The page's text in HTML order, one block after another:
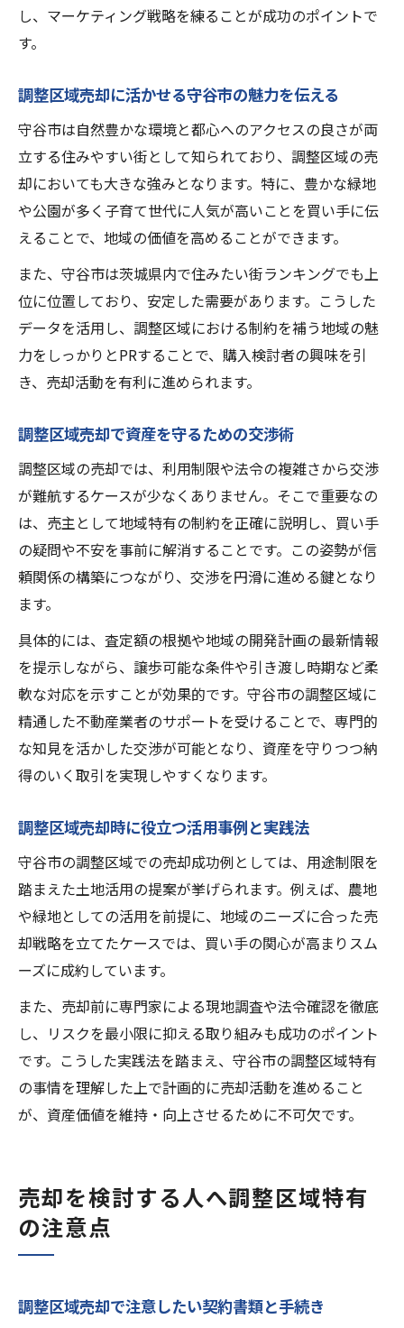
し、マーケティング戦略を練ることが成功のポイントで
す。
調整区域売却に活かせる守谷市の魅力を伝える
守谷市は自然豊かな環境と都心へのアクセスの良さが両
立する住みやすい街として知られており、調整区域の売
却においても大きな強みとなります。特に、豊かな緑地
や公園が多く子育て世代に人気が高いことを買い手に伝
えることで、地域の価値を高めることができます。
また、守谷市は茨城県内で住みたい街ランキングでも上
位に位置しており、安定した需要があります。こうした
データを活用し、調整区域における制約を補う地域の魅
力をしっかりとPRすることで、購入検討者の興味を引
き、売却活動を有利に進められます。
調整区域売却で資産を守るための交渉術
調整区域の売却では、利用制限や法令の複雑さから交渉
が難航するケースが少なくありません。そこで重要なの
は、売主として地域特有の制約を正確に説明し、買い手
の疑問や不安を事前に解消することです。この姿勢が信
頼関係の構築につながり、交渉を円滑に進める鍵となり
ます。
具体的には、査定額の根拠や地域の開発計画の最新情報
を提示しながら、譲歩可能な条件や引き渡し時期など柔
軟な対応を示すことが効果的です。守谷市の調整区域に
精通した不動産業者のサポートを受けることで、専門的
な知見を活かした交渉が可能となり、資産を守りつつ納
得のいく取引を実現しやすくなります。
調整区域売却時に役立つ活用事例と実践法
守谷市の調整区域での売却成功例としては、用途制限を
踏まえた土地活用の提案が挙げられます。例えば、農地
や緑地としての活用を前提に、地域のニーズに合った売
却戦略を立てたケースでは、買い手の関心が高まりスム
ーズに成約しています。
また、売却前に専門家による現地調査や法令確認を徹底
し、リスクを最小限に抑える取り組みも成功のポイント
です。こうした実践法を踏まえ、守谷市の調整区域特有
の事情を理解した上で計画的に売却活動を進めること
が、資産価値を維持・向上させるために不可欠です。
売却を検討する人へ調整区域特有
の注意点
調整区域売却で注意したい契約書類と手続き